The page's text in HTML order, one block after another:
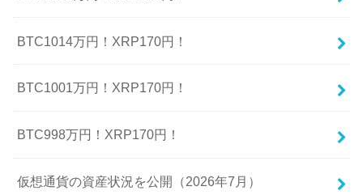
BTC1014万円！XRP170円！
BTC1001万円！XRP170円！
BTC998万円！XRP170円！
仮想通貨の資産状況を公開（2026年7月）